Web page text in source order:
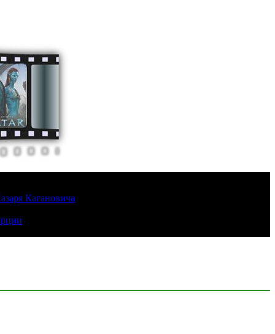
Кагановича